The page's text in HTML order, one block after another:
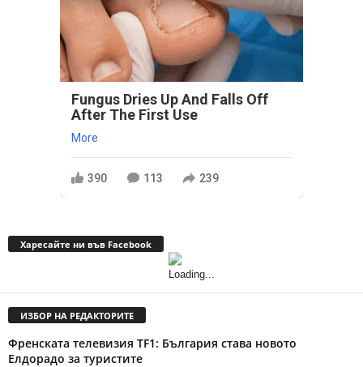
Fungus Dries Up And Falls Off
After The First Use
More
390 113 239
Харесайте ни във Facebook
ИЗБОР НА РЕДАКТОРИТЕ
Френската телевизия TF1: България става новото
Елдорадо за туристите